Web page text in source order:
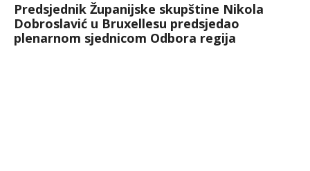
Predsjednik Županijske skupštine Nikola
Dobroslavić u Bruxellesu predsjedao
plenarnom sjednicom Odbora regija